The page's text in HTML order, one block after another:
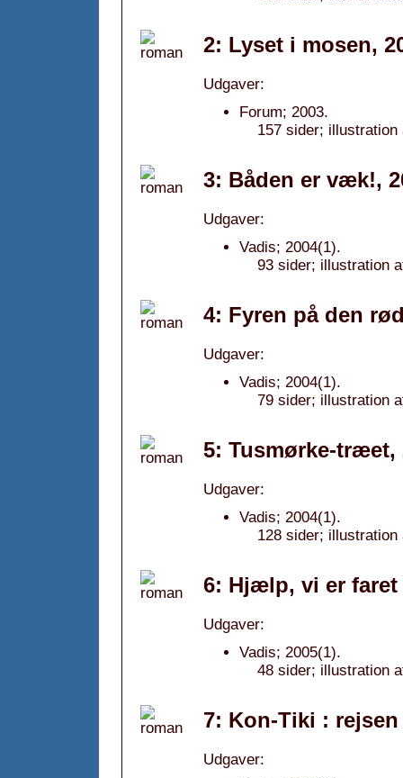
2: Lyset i mosen,
Udgaver:
Forum; 2003.
157 sider;
3: Båden er væk!,
Udgaver:
Vadis; 2004(1).
93 sider; illustration
4: Fyren på den
Udgaver:
Vadis; 2004(1).
79 sider; illustration
5: Tusmørke-træet,
Udgaver:
Vadis; 2004(1).
128 sider; illustration
6: Hjælp, vi er faret
Udgaver:
Vadis; 2005(1).
48 sider; illustration
7: Kon-Tiki :
Udgaver: